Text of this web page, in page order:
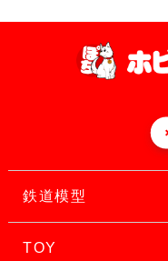
鉄道模型
TOY